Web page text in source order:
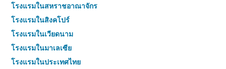
โรงแรมในสหราชอาณาจักร
โรงแรมในสิงคโปร์
โรงแรมในเวียดนาม
โรงแรมในมาเลเซีย
โรงแรมในประเทศไทย